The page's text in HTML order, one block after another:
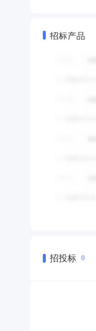
招标产品
招投标 0